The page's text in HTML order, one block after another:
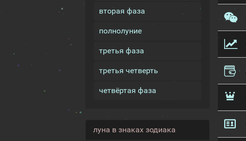
вторая фаза
полнолуние
третья фаза
третья четверть
четвёртая фаза
луна в знаках зодиака